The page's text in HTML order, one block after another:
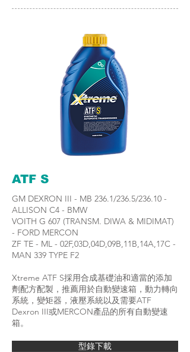
ATF S
GM DEXRON III - MB 236.1/236.5/236.10 -
ALLISON C4 - BMW
VOITH G 607 (TRANSM. DIWA & MIDIMAT)
- FORD MERCON
ZF TE - ML - 02F,03D,04D,09B,11B,14A,17C -
MAN 339 TYPE F2
Xtreme ATF S採用合成基礎油和適當的添加
劑配方配製，推薦用於自動變速箱，動力轉向
系統，變矩器，液壓系統以及需要ATF
Dexron III或MERCON產品的所有自動變速
箱。
型錄下載